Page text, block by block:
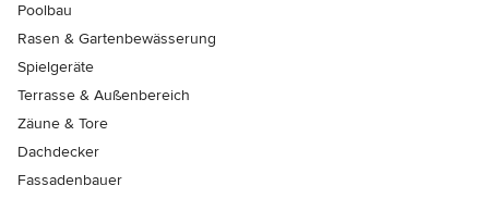
Poolbau
Rasen & Gartenbewässerung
Spielgeräte
Terrasse & Außenbereich
Zäune & Tore
Dachdecker
Fassadenbauer